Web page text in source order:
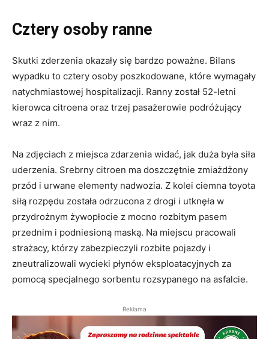
Cztery osoby ranne
Skutki zderzenia okazały się bardzo poważne. Bilans
wypadku to cztery osoby poszkodowane, które wymagały
natychmiastowej hospitalizacji. Ranny został 52-letni
kierowca citroena oraz trzej pasażerowie podróżujący
wraz z nim.
Na zdjęciach z miejsca zdarzenia widać, jak duża była siła
uderzenia. Srebrny citroen ma doszczętnie zmiażdżony
przód i urwane elementy nadwozia. Z kolei ciemna toyota
siłą rozpędu została odrzucona z drogi i utknęła w
przydrożnym żywopłocie z mocno rozbitym pasem
przednim i podniesioną maską. Na miejscu pracowali
strażacy, którzy zabezpieczyli rozbite pojazdy i
zneutralizowali wycieki płynów eksploatacyjnych za
pomocą specjalnego sorbentu rozsypanego na asfalcie.
Reklama